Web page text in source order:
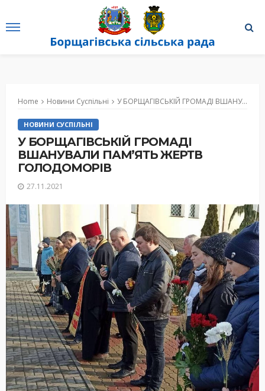
Home Новини Суспільні У БОРЩАГІВСЬКІЙ ГРОМАДІ ВШАНУВАЛИ ПАМ’ЯТЬ ЖЕРТВ ГОЛОДОМОРІВ
НОВИНИ СУСПІЛЬНІ
У БОРЩАГІВСЬКІЙ ГРОМАДІ
ВШАНУВАЛИ ПАМ’ЯТЬ ЖЕРТВ
ГОЛОДОМОРІВ
27.11.2021